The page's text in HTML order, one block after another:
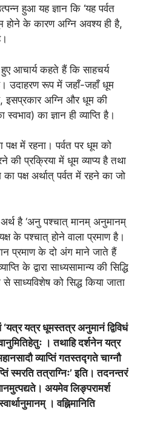
हुआ यह ज्ञान कि ‘यह पर्वत
होने के कारण अग्नि अवश्य ही है,
हुए आचार्य कहते हैं कि साहचर्य
उदाहरण रूप में जहाँ-जहाँ धूम
इसप्रकार अग्नि और धूम की
का ज्ञान ही व्याप्ति है।
पक्ष में रहना। पर्वत पर धूम को
प्रक्रिया में धूम व्याप्य है तथा
का पक्ष अर्थात् पर्वत में रहने का जो
है ‘अनु पश्चात् मानम् अनुमानम्
के पश्चात् होने वाला प्रमाण है।
प्रमाण के दो अंग माने जाते हैं
के द्वारा साध्यसामान्य की सिद्धि
से साध्यविशेष को सिद्ध किया जाता
‘यत्र यत्र धूमस्तत्र अनुमानं द्विविधं
। तथाहि दर्शनेन यत्र
व्याप्तिं गतस्तद्गते चाग्नौ
स्मरति तत्राग्निः’ इति। तदनन्तरं
अयमेव लिङ्परामर्श
। वह्निमानिति